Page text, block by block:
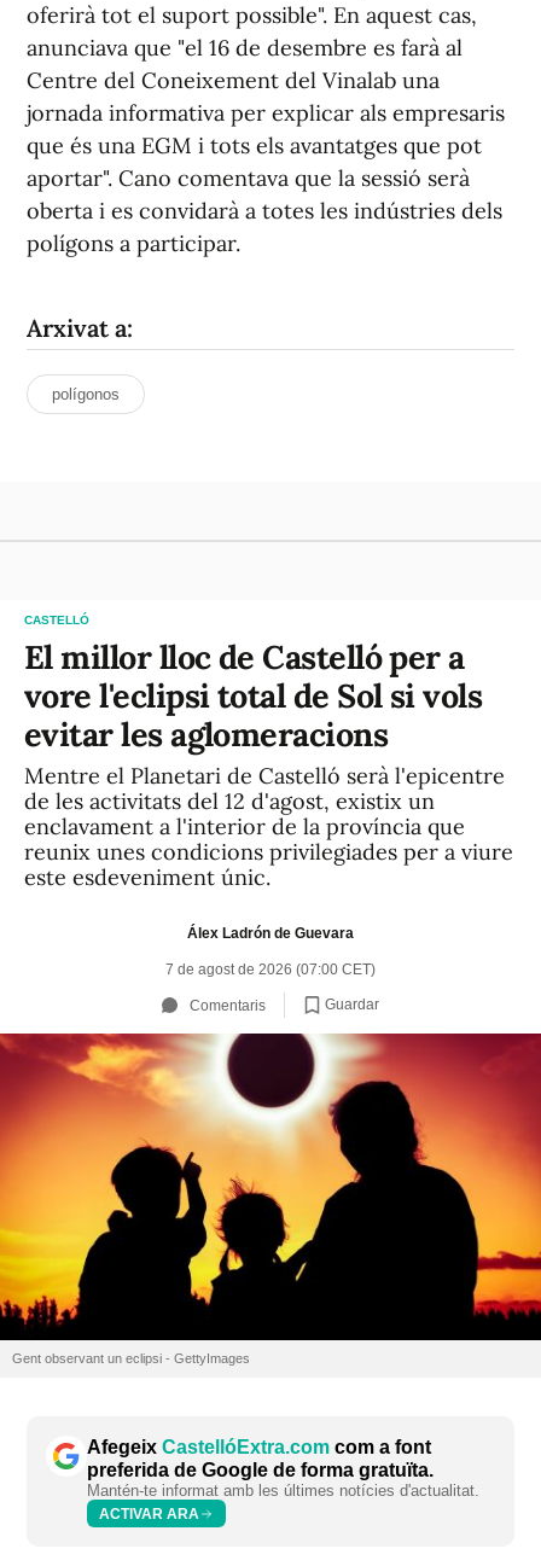
oferirà tot el suport possible". En aquest cas,
anunciava que "el 16 de desembre es farà al
Centre del Coneixement del Vinalab una
jornada informativa per explicar als empresaris
que és una EGM i tots els avantatges que pot
aportar". Cano comentava que la sessió serà
oberta i es convidarà a totes les indústries dels
polígons a participar.
Arxivat a:
polígonos
CASTELLÓ
El millor lloc de Castelló per a
vore l'eclipsi total de Sol si vols
evitar les aglomeracions
Mentre el Planetari de Castelló serà l'epicentre
de les activitats del 12 d'agost, existix un
enclavament a l'interior de la província que
reunix unes condicions privilegiades per a viure
este esdeveniment únic.
Álex Ladrón de Guevara
7 de agost de 2026 (07:00 CET)
Comentaris Guardar
Gent observant un eclipsi - GettyImages
Afegeix CastellóExtra.com com a font
preferida de Google de forma gratuïta.
Mantén-te informat amb les últimes notícies d'actualitat.
ACTIVAR ARA